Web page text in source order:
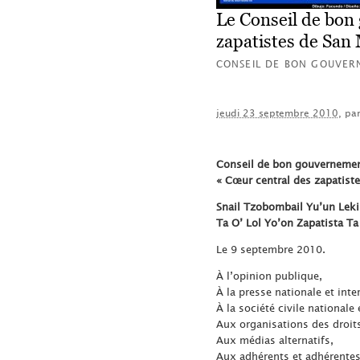
Le Conseil de
zapatistes de San
CONSEIL DE BON
jeudi 23 septembre 2010,
Conseil de bon
« Cœur central des
Snail Tzobombail Yu’un
Ta O’ Lol Yo’on Zapatista
Le 9 septembre 2010.
À l’opinion publique,
À la presse nationale et
À la société civile nationale
Aux organisations des
Aux médias alternatifs,
Aux adhérents et